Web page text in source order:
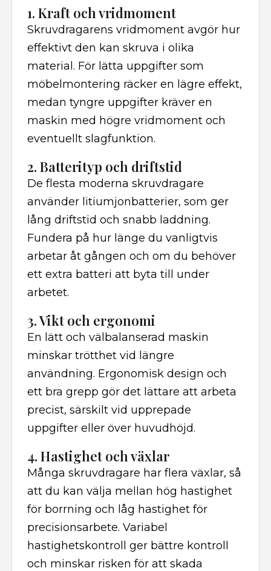
1. Kraft och vridmoment
Skruvdragarens vridmoment avgör hur
effektivt den kan skruva i olika
material. För lätta uppgifter som
möbelmontering räcker en lägre effekt,
medan tyngre uppgifter kräver en
maskin med högre vridmoment och
eventuellt slagfunktion.
2. Batterityp och driftstid
De flesta moderna skruvdragare
använder litiumjonbatterier, som ger
lång driftstid och snabb laddning.
Fundera på hur länge du vanligtvis
arbetar åt gången och om du behöver
ett extra batteri att byta till under
arbetet.
3. Vikt och ergonomi
En lätt och välbalanserad maskin
minskar trötthet vid längre
användning. Ergonomisk design och
ett bra grepp gör det lättare att arbeta
precist, särskilt vid upprepade
uppgifter eller över huvudhöjd.
4. Hastighet och växlar
Många skruvdragare har flera växlar, så
att du kan välja mellan hög hastighet
för borrning och låg hastighet för
precisionsarbete. Variabel
hastighetskontroll ger bättre kontroll
och minskar risken för att skada